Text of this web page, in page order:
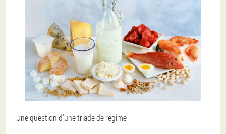
Une question d'une triade de régime